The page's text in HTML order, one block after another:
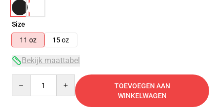
Size
11 oz
15 oz
Bekijk maattabel
TOEVOEGEN AAN
WINKELWAGEN